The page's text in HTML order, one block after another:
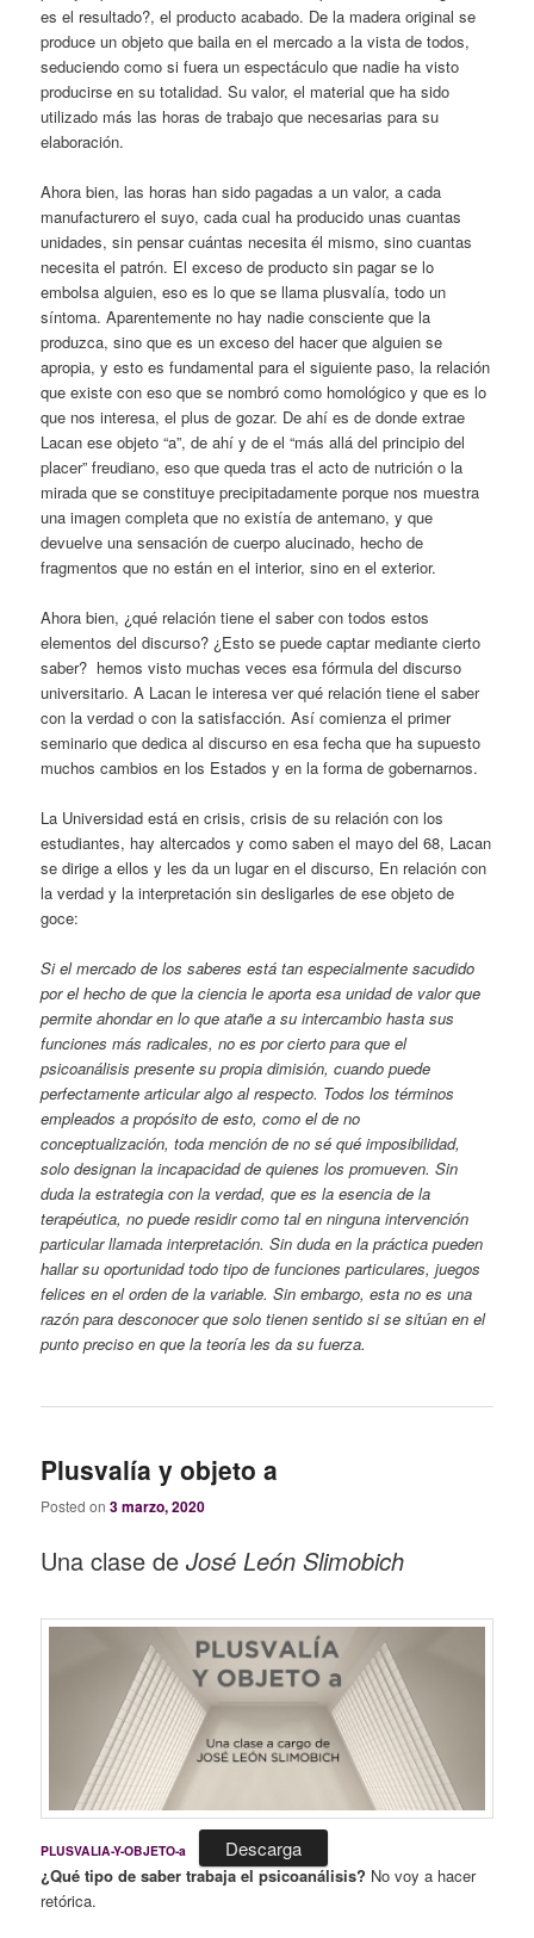
es el resultado?, el producto acabado. De la madera original se
produce un objeto que baila en el mercado a la vista de todos,
seduciendo como si fuera un espectáculo que nadie ha visto
producirse en su totalidad. Su valor, el material que ha sido
utilizado más las horas de trabajo que necesarias para su
elaboración.
Ahora bien, las horas han sido pagadas a un valor, a cada
manufacturero el suyo, cada cual ha producido unas cuantas
unidades, sin pensar cuántas necesita él mismo, sino cuantas
necesita el patrón. El exceso de producto sin pagar se lo
embolsa alguien, eso es lo que se llama plusvalía, todo un
síntoma. Aparentemente no hay nadie consciente que la
produzca, sino que es un exceso del hacer que alguien se
apropia, y esto es fundamental para el siguiente paso, la relación
que existe con eso que se nombró como homológico y que es lo
que nos interesa, el plus de gozar. De ahí es de donde extrae
Lacan ese objeto “a”, de ahí y de el “más allá del principio del
placer” freudiano, eso que queda tras el acto de nutrición o la
mirada que se constituye precipitadamente porque nos muestra
una imagen completa que no existía de antemano, y que
devuelve una sensación de cuerpo alucinado, hecho de
fragmentos que no están en el interior, sino en el exterior.
Ahora bien, ¿qué relación tiene el saber con todos estos
elementos del discurso? ¿Esto se puede captar mediante cierto
saber? hemos visto muchas veces esa fórmula del discurso
universitario. A Lacan le interesa ver qué relación tiene el saber
con la verdad o con la satisfacción. Así comienza el primer
seminario que dedica al discurso en esa fecha que ha supuesto
muchos cambios en los Estados y en la forma de gobernarnos.
La Universidad está en crisis, crisis de su relación con los
estudiantes, hay altercados y como saben el mayo del 68, Lacan
se dirige a ellos y les da un lugar en el discurso, En relación con
la verdad y la interpretación sin desligarles de ese objeto de
goce:
Si el mercado de los saberes está tan especialmente sacudido
por el hecho de que la ciencia le aporta esa unidad de valor que
permite ahondar en lo que atañe a su intercambio hasta sus
funciones más radicales, no es por cierto para que el
psicoanálisis presente su propia dimisión, cuando puede
perfectamente articular algo al respecto. Todos los términos
empleados a propósito de esto, como el de no
conceptualización, toda mención de no sé qué imposibilidad,
solo designan la incapacidad de quienes los promueven. Sin
duda la estrategia con la verdad, que es la esencia de la
terapéutica, no puede residir como tal en ninguna intervención
particular llamada interpretación. Sin duda en la práctica pueden
hallar su oportunidad todo tipo de funciones particulares, juegos
felices en el orden de la variable. Sin embargo, esta no es una
razón para desconocer que solo tienen sentido si se sitúan en el
punto preciso en que la teoría les da su fuerza.
Plusvalía y objeto a
Posted on3 marzo, 2020
Una clase deJosé León Slimobich
PLUSVALIA-Y-OBJETO-a Descarga
¿Qué tipo de saber trabaja el psicoanálisis? No voy a hacer
retórica.